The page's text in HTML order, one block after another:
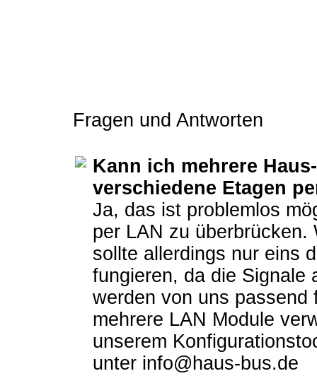
Fragen und Antworten
Kann ich mehrere
verschiedene Etagen
Ja, das ist problemlos
per LAN zu überbrücken.
sollte allerdings nur eins
fungieren, da die Signale
werden von uns
mehrere LAN Module
unserem
unter info@haus-bus.de